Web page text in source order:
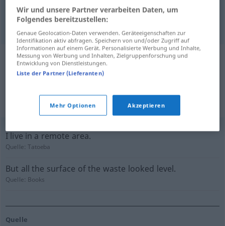
isolation EinödeEinsamkeit
Beispielsätze aus externen Quellen
für "Einöde"
(nicht von der Langenscheidt Redaktion
geprüft)
I live in a remote area.
Quelle:Tatoeba
But all the surface of the waste looked level.
Quelle: Books
Quelle
Wir und unsere Partner verarbeiten Daten, um
Folgendes bereitzustellen:
Genaue Geolocation-Daten verwenden. Geräteeigenschaften zur
Identifikation aktiv abfragen. Speichern von und/oder Zugriff auf
Informationen auf einem Gerät. Personalisierte Werbung und Inhalte,
Messung von Werbung und Inhalten, Zielgruppenforschung und
Entwicklung von Dienstleistungen.
Liste der Partner (Lieferanten)
Mehr Optionen Akzeptieren